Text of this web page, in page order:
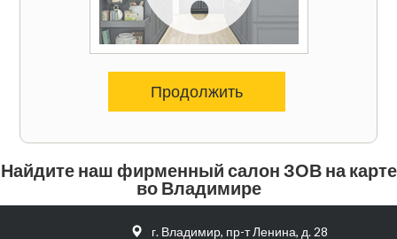
Продолжить
Найдите наш фирменный салон ЗОВ на карте
во Владимире
г. Владимир, пр-т Ленина, д. 28